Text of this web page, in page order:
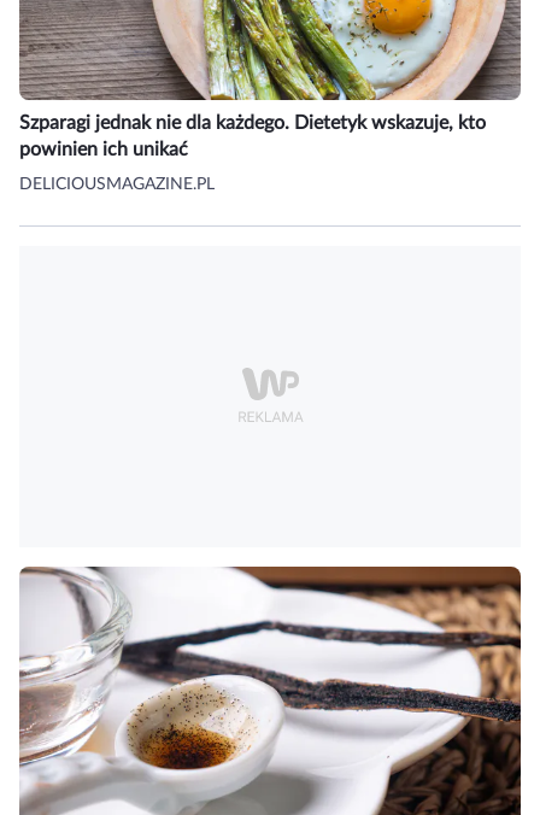
Szparagi jednak nie dla każdego. Dietetyk wskazuje, kto
powinien ich unikać
DELICIOUSMAGAZINE.PL